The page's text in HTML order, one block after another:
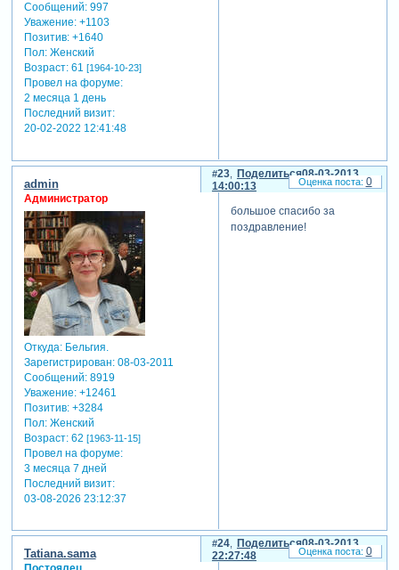
Сообщений:997
Уважение: +1103
Позитив: +1640
Пол:Женский
Возраст:61 [1964-10-23]
Провел на форуме:
2 месяца 1 день
Последний визит:
20-02-2022 12:41:48
Поделиться
23
08-03-2013
14:00:13
admin
Администратор
Откуда:Бельгия.
Зарегистрирован: 08-03-2011
Сообщений:8919
Уважение: +12461
Позитив: +3284
Пол:Женский
Возраст:62 [1963-11-15]
Провел на форуме:
3 месяца 7 дней
Последний визит:
03-08-2026 23:12:37
большое спасибо за
поздравление!
0
Поделиться
24
08-03-2013
22:27:48
Tatiana.sama 0